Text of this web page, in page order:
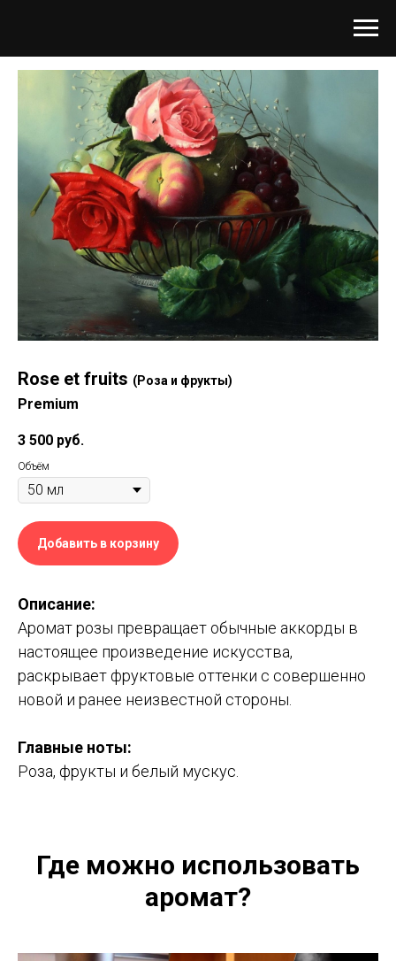
Rose et fruits (Роза и фрукты)
Premium
3 500 руб.
Объём
Добавить в корзину
Описание:
Аромат розы превращает обычные аккорды в
настоящее произведение искусства,
раскрывает фруктовые оттенки с совершенно
новой и ранее неизвестной стороны.
Главные ноты:
Роза, фрукты и белый мускус.
Где можно использовать
аромат?